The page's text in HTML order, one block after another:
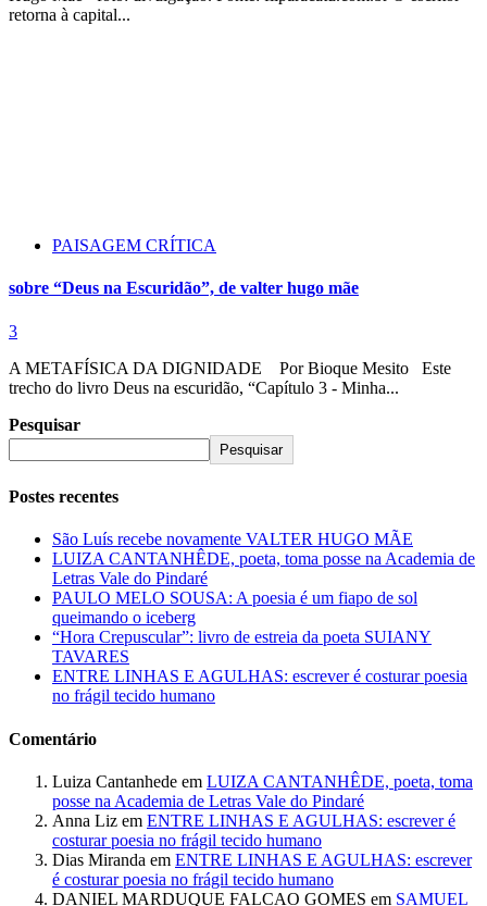
retorna à capital...
PAISAGEM CRÍTICA
sobre “Deus na Escuridão”, de valter hugo mãe
3
A METAFÍSICA DA DIGNIDADE Por Bioque Mesito Este
trecho do livro Deus na escuridão, “Capítulo 3 - Minha...
Pesquisar
Pesquisar
Postes recentes
São Luís recebe novamente VALTER HUGO MÃE
LUIZA CANTANHÊDE, poeta, toma posse na Academia de
Letras Vale do Pindaré
PAULO MELO SOUSA: A poesia é um fiapo de sol
queimando o iceberg
“Hora Crepuscular”: livro de estreia da poeta SUIANY
TAVARES
ENTRE LINHAS E AGULHAS: escrever é costurar poesia
no frágil tecido humano
Comentário
Luiza Cantanhede em LUIZA CANTANHÊDE, poeta, toma
posse na Academia de Letras Vale do Pindaré
Anna Liz em ENTRE LINHAS E AGULHAS: escrever é
costurar poesia no frágil tecido humano
Dias Miranda em ENTRE LINHAS E AGULHAS: escrever
é costurar poesia no frágil tecido humano
DANIEL MARDUQUE FALCAO GOMES em SAMUEL